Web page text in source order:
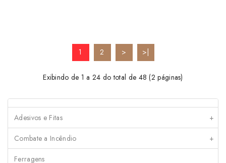
1 2 > >|
Exibindo de 1 a 24 do total de 48 (2 páginas)
Adesivos e Fitas +
Combate a Incêndio +
Ferragens